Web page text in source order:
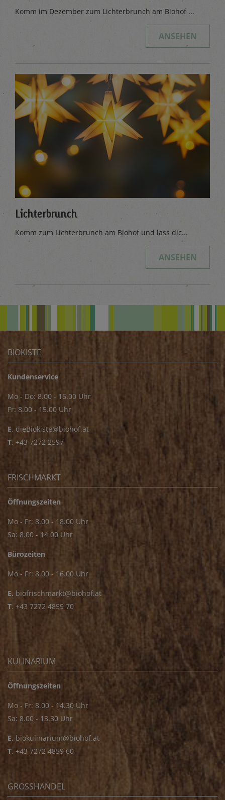
Komm im Dezember zum Lichterbrunch am Biohof ...
ANSEHEN
Lichterbrunch
Komm zum Lichterbrunch am Biohof und lass dic...
ANSEHEN
BIOKISTE
Kundenservice
Mo - Do: 8.00 - 16.00 Uhr
Fr: 8.00 - 15.00 Uhr
E. dieBiokiste@biohof.at
T. +43 7272 2597
FRISCHMARKT
Öffnungszeiten
Mo - Fr: 8.00 - 18.00 Uhr
Sa: 8.00 - 14.00 Uhr
Bürozeiten
Mo - Fr: 8.00 - 16.00 Uhr
E. biofrischmarkt@biohof.at
T. +43 7272 4859 70
KULINARIUM
Öffnungszeiten
Mo - Fr: 8.00 - 14.30 Uhr
Sa: 8.00 - 13.30 Uhr
E. biokulinarium@biohof.at
T. +43 7272 4859 60
GROSSHANDEL